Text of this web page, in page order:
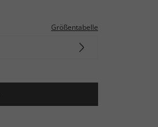
Größentabelle